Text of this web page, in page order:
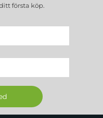
första köp.